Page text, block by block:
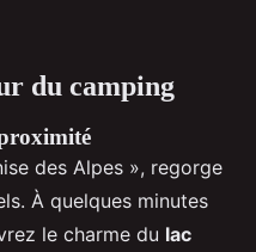
du camping
des Alpes », regorge
À quelques minutes
le charme du lac